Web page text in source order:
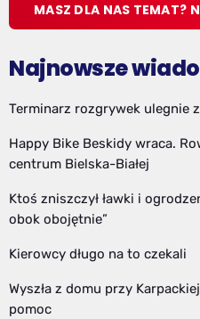
MASZ DLA NAS TEMAT?
Najnowsze
Terminarz rozgrywek ulegnie
Happy Bike Beskidy wraca.
centrum Bielska-Białej
Ktoś zniszczył ławki i
obok obojętnie”
Kierowcy długo na to czekali
Wyszła z domu przy
pomoc